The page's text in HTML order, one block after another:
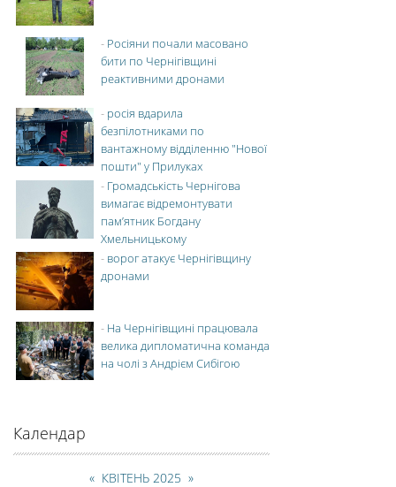
- Росіяни почали масовано
бити по Чернігівщині
реактивними дронами
- росія вдарила
безпілотниками по
вантажному відділенню "Нової
пошти" у Прилуках
- Громадськість Чернігова
вимагає відремонтувати
пам’ятник Богдану
Хмельницькому
- ворог атакує Чернігівщину
дронами
- На Чернігівщині працювала
велика дипломатична команда
на чолі з Андрієм Сибігою
Календар
« КВІТЕНЬ 2025 »